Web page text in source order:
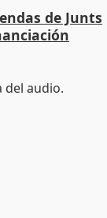
de Junts